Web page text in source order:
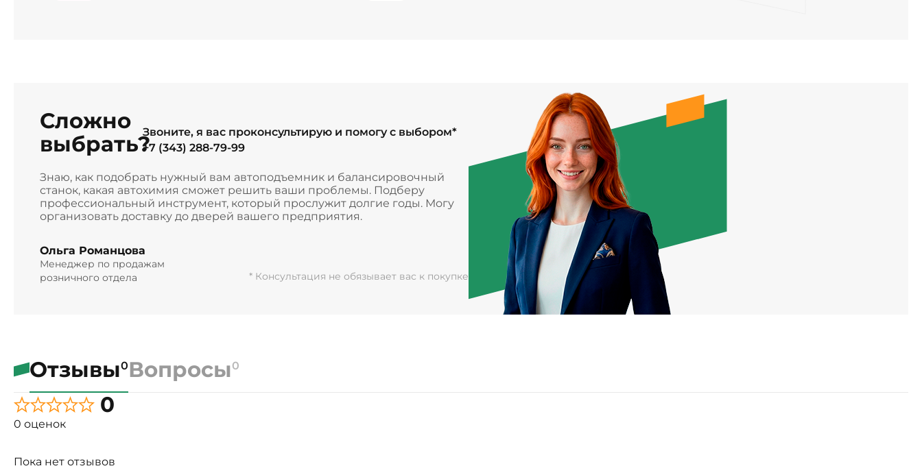
Сложно
выбрать?Звоните, я вас проконсультирую и помогу с выбором*
+7 (343) 288-79-99
Знаю, как подобрать нужный вам автоподъемник и балансировочный
станок, какая автохимия сможет решить ваши проблемы. Подберу
профессиональный инструмент, который прослужит долгие годы. Могу
организовать доставку до дверей вашего предприятия.
Ольга Романцова
Менеджер по продажам
розничного отдела
* Консультация не обязывает вас к покупке
Отзывы0Вопросы0
0
0 оценок
Пока нет отзывов